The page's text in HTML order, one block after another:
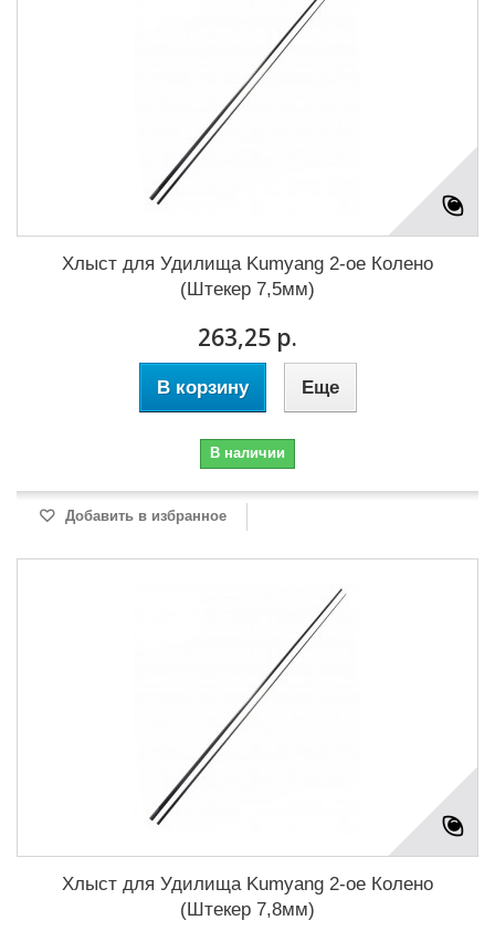
Хлыст для Удилища Kumyang 2-ое Колено
(Штекер 7,5мм)
263,25 р.
В корзину Еще
В наличии
Добавить в избранное
Хлыст для Удилища Kumyang 2-ое Колено
(Штекер 7,8мм)